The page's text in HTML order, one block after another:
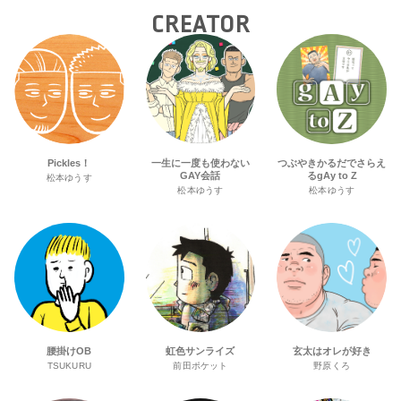
CREATOR
Pickles！
松本ゆうす
一生に一度も使わない
GAY会話
松本ゆうす
つぶやきかるだでさらえ
るgAy to Z
松本ゆうす
腰掛けOB
TSUKURU
虹色サンライズ
前田ポケット
玄太はオレが好き
野原くろ